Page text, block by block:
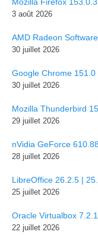
3 août 2026
AMD Radeon
30 juillet 2026
Google Chrome
30 juillet 2026
Mozilla Thunderbird
29 juillet 2026
nVidia GeForce
28 juillet 2026
LibreOffice 26.2.5 |
25 juillet 2026
Oracle Virtualbox
22 juillet 2026